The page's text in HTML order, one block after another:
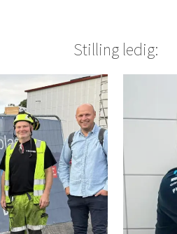
Stilling ledig: